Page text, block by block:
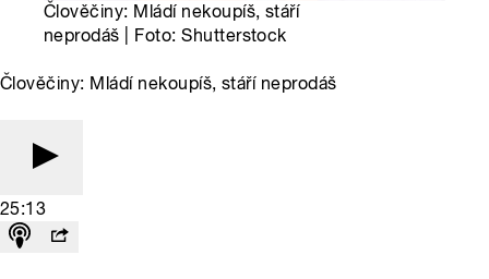
Člověčiny: Mládí nekoupíš, stáří
neprodáš | Foto: Shutterstock
Člověčiny: Mládí nekoupíš, stáří neprodáš
25:13